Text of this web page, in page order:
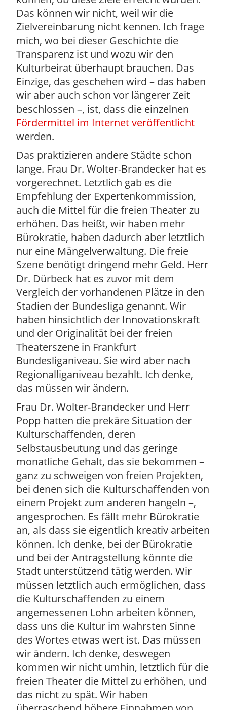
Das können wir nicht, weil wir die
Zielvereinbarung nicht kennen. Ich frage
mich, wo bei dieser Geschichte die
Transparenz ist und wozu wir den
Kulturbeirat überhaupt brauchen. Das
Einzige, das geschehen wird – das haben
wir aber auch schon vor längerer Zeit
beschlossen –, ist, dass die einzelnen
Fördermittel im Internet veröffentlicht
werden.
Das praktizieren andere Städte schon
lange. Frau Dr. Wolter-Brandecker hat es
vorgerechnet. Letztlich gab es die
Empfehlung der Expertenkommission,
auch die Mittel für die freien Theater zu
erhöhen. Das heißt, wir haben mehr
Bürokratie, haben dadurch aber letztlich
nur eine Mängelverwaltung. Die freie
Szene benötigt dringend mehr Geld. Herr
Dr. Dürbeck hat es zuvor mit dem
Vergleich der vorhandenen Plätze in den
Stadien der Bundesliga genannt. Wir
haben hinsichtlich der Innovationskraft
und der Originalität bei der freien
Theaterszene in Frankfurt
Bundesliganiveau. Sie wird aber nach
Regionalliganiveau bezahlt. Ich denke,
das müssen wir ändern.
Frau Dr. Wolter-Brandecker und Herr
Popp hatten die prekäre Situation der
Kulturschaffenden, deren
Selbstausbeutung und das geringe
monatliche Gehalt, das sie bekommen –
ganz zu schweigen von freien Projekten,
bei denen sich die Kulturschaffenden von
einem Projekt zum anderen hangeln –,
angesprochen. Es fällt mehr Bürokratie
an, als dass sie eigentlich kreativ arbeiten
können. Ich denke, bei der Bürokratie
und bei der Antragstellung könnte die
Stadt unterstützend tätig werden. Wir
müssen letztlich auch ermöglichen, dass
die Kulturschaffenden zu einem
angemessenen Lohn arbeiten können,
dass uns die Kultur im wahrsten Sinne
des Wortes etwas wert ist. Das müssen
wir ändern. Ich denke, deswegen
kommen wir nicht umhin, letztlich für die
freien Theater die Mittel zu erhöhen, und
das nicht zu spät. Wir haben